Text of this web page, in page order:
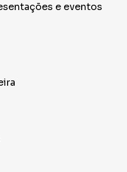
e eventos